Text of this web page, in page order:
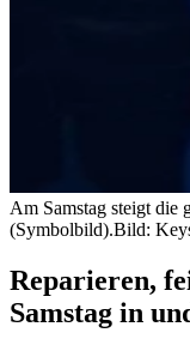
Am Samstag steigt die
(Symbolbild).Bild:
Reparieren,
Samstag in